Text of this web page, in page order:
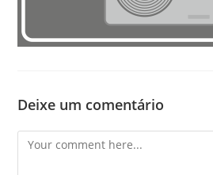
Deixe um comentário